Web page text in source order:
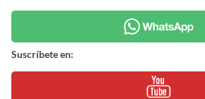
Suscríbete en: